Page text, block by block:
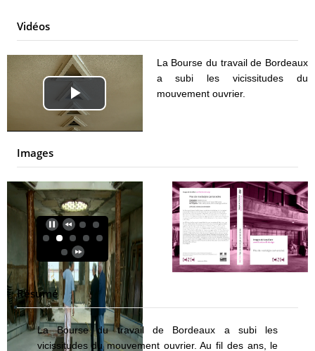
Vidéos
Play
Video
La Bourse du travail de Bordeaux
a subi les vicissitudes du
mouvement ouvrier.
Images
Résumé
La Bourse du travail de Bordeaux a subi les
vicissitudes du mouvement ouvrier. Au fil des ans, le